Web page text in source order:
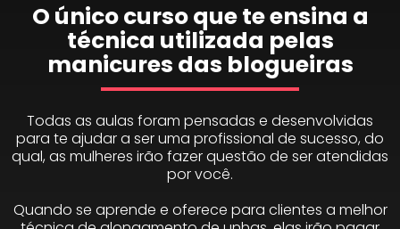
O único curso que te ensina a
técnica utilizada pelas
manicures das blogueiras
Todas as aulas foram pensadas e desenvolvidas
para te ajudar a ser uma profissional de sucesso, do
qual, as mulheres irão fazer questão de ser atendidas
por você.
Quando se aprende e oferece para clientes a melhor